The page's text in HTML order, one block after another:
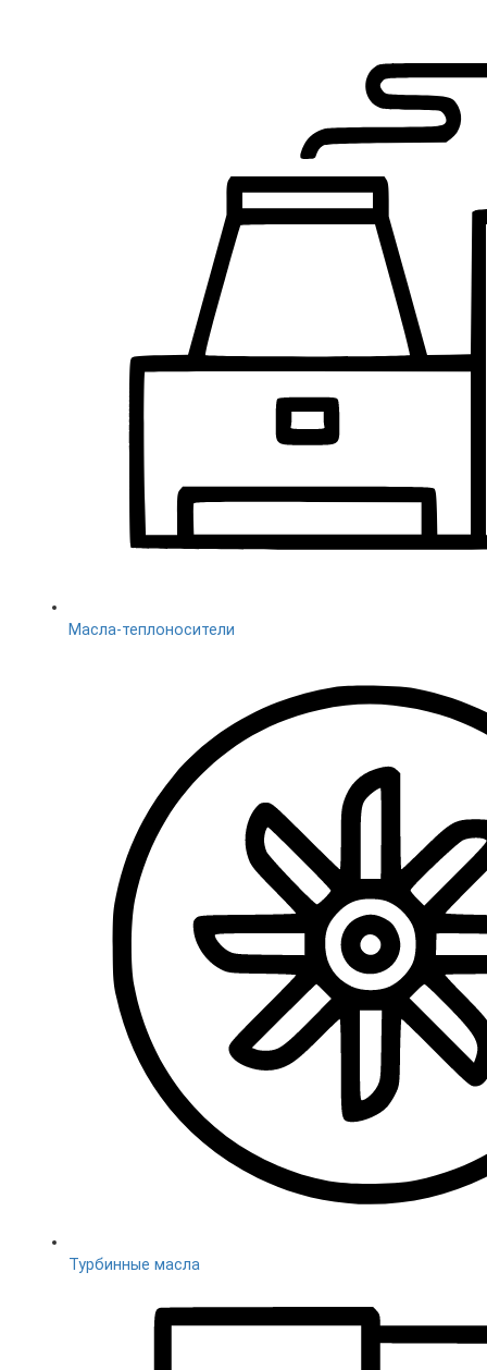
Масла-теплоносители
Турбинные масла